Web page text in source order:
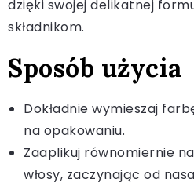
dzięki swojej delikatnej
składnikom.
Sposób użycia
Dokładnie wymieszaj
na opakowaniu.
Zaaplikuj równomiernie
włosy, zaczynając od